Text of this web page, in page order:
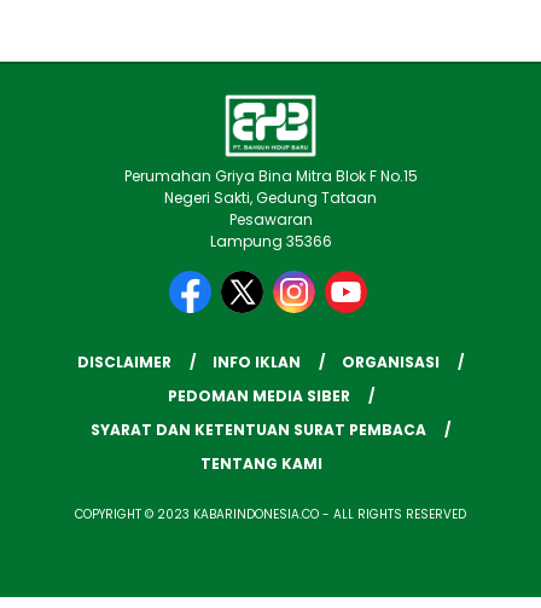
Perumahan Griya Bina Mitra Blok F No.15
Negeri Sakti, Gedung Tataan
Pesawaran
Lampung 35366
DISCLAIMER INFO IKLAN
ORGANISASI
PEDOMAN MEDIA SIBER
SYARAT DAN KETENTUAN SURAT PEMBACA
TENTANG KAMI
COPYRIGHT © 2023 KABARINDONESIA.CO - ALL RIGHTS RESERVED